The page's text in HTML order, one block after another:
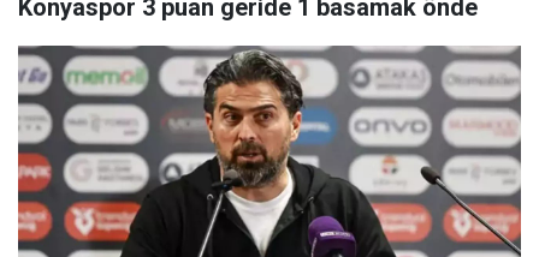
Konyaspor 3 puan geride 1 basamak önde